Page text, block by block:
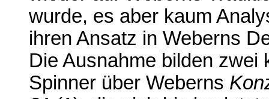
wurde, es aber kaum
ihren Ansatz in Weberns
Die Ausnahme bilden zwei
Spinner über Weberns